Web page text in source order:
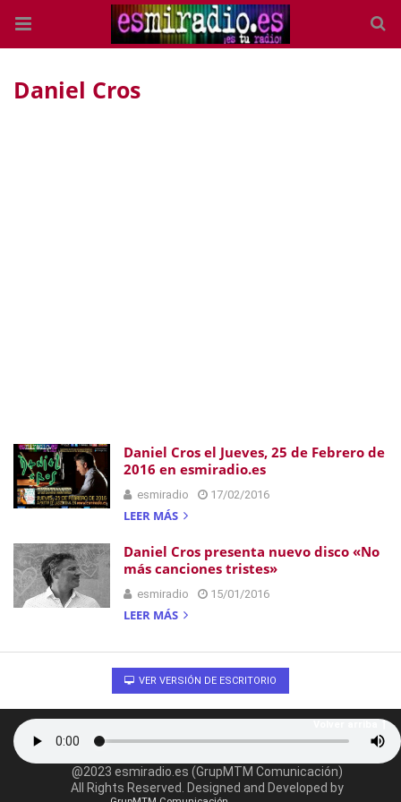
Daniel Cros
Daniel Cros el Jueves, 25 de Febrero de
2016 en esmiradio.es
esmiradio 17/02/2016
LEER MÁS
Daniel Cros presenta nuevo disco «No
más canciones tristes»
esmiradio 15/01/2016
LEER MÁS
VER VERSIÓN DE ESCRITORIO
@2023 esmiradio.es (GrupMTM Comunicación)
All Rights Reserved. Designed and Developed by